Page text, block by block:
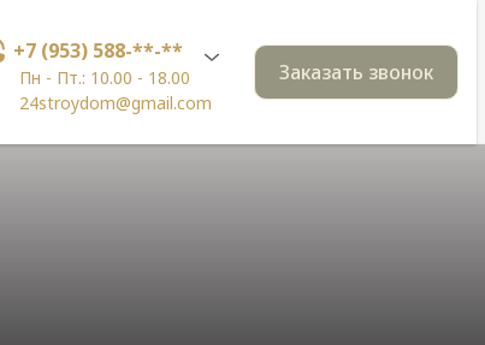
+7 (953) 588-**-**
Пн - Пт.: 10.00 - 18.00
24stroydom@gmail.com
Заказать звонок